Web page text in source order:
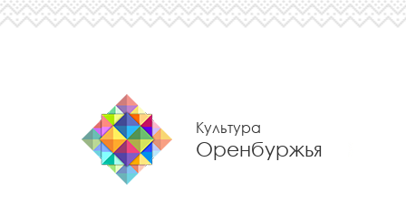
Культура
Оренбуржья